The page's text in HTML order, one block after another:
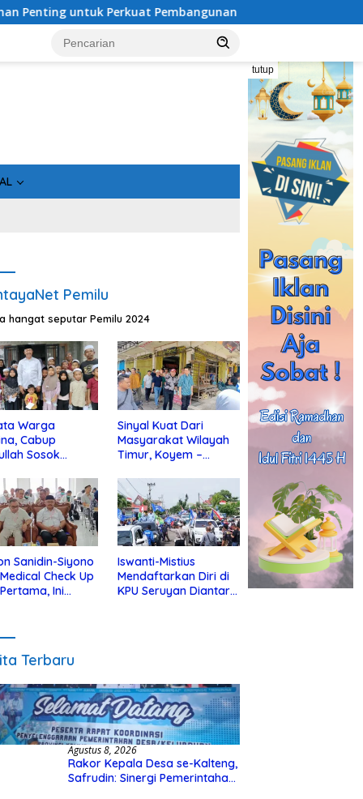
Perkuat Pembangunan Desa Usai Tahan 5
tutup
Pemilu
hangat seputar Pemilu 2024
Warga
Cabup
Sosok
Sinyal Kuat Dari
Masyarakat Wilayah
Timur, Koyem –
di Kotim
Sanidin-Siyono
Check Up
Ini
Iswanti-Mistius
Mendaftarkan Diri di
KPU Seruyan Diantar
Terbaru
Agustus 8, 2026
Rakor Kepala Desa se-Kalteng,
Safrudin: Sinergi Pemerintahan